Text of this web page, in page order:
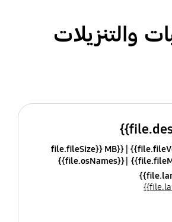
والتنزيلات
{{file.fileSize}} MB
{{file.osNames}}